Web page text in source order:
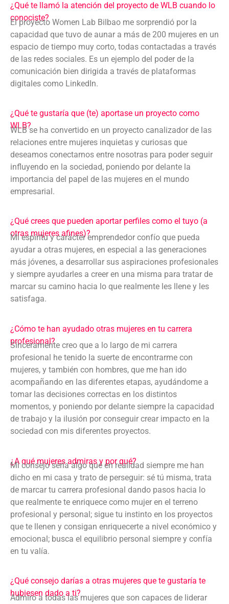
¿Qué te llamó la atención del proyecto de WLB cuando lo
conociste?
El proyecto Women Lab Bilbao me sorprendió por la
capacidad que tuvo de aunar a más de 200 mujeres en un
espacio de tiempo muy corto, todas contactadas a través
de las redes sociales. Es un ejemplo del poder de la
comunicación bien dirigida a través de plataformas
digitales como LinkedIn.
¿Qué te gustaría que (te) aportase un proyecto como
WLB?
WLB se ha convertido en un proyecto canalizador de las
relaciones entre mujeres inquietas y curiosas que
deseamos conectarnos entre nosotras para poder seguir
influyendo en la sociedad, poniendo por delante la
importancia del papel de las mujeres en el mundo
empresarial.
¿Qué crees que pueden aportar perfiles como el tuyo (a
otras mujeres afines)?
Mi espíritu y carácter emprendedor confío que pueda
ayudar a otras mujeres, en especial a las generaciones
más jóvenes, a desarrollar sus aspiraciones profesionales
y siempre ayudarles a creer en una misma para tratar de
marcar su camino hacia lo que realmente les llene y les
satisfaga.
¿Cómo te han ayudado otras mujeres en tu carrera
profesional?
Sinceramente creo que a lo largo de mi carrera
profesional he tenido la suerte de encontrarme con
mujeres, y también con hombres, que me han ido
acompañando en las diferentes etapas, ayudándome a
tomar las decisiones correctas en los distintos
momentos, y poniendo por delante siempre la capacidad
de trabajo y la ilusión por conseguir crear impacto en la
sociedad con mis diferentes proyectos.
¿A qué mujeres admiras y por qué?
Mi consejo sería algo que en realidad siempre me han
dicho en mi casa y trato de perseguir: sé tú misma, trata
de marcar tu carrera profesional dando pasos hacia lo
que realmente te enriquece como mujer en el terreno
profesional y personal; sigue tu instinto en los proyectos
que te llenen y consigan enriquecerte a nivel económico y
emocional; busca el equilibrio personal siempre y confía
en tu valía.
¿Qué consejo darías a otras mujeres que te gustaría te
hubiesen dado a ti?
Admiro a todas las mujeres que son capaces de liderar